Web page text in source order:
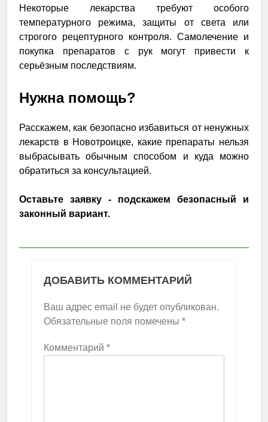
Некоторые лекарства требуют особого
температурного режима, защиты от света или
строгого рецептурного контроля. Самолечение и
покупка препаратов с рук могут привести к
серьёзным последствиям.
Нужна помощь?
Расскажем, как безопасно избавиться от ненужных
лекарств в Новотроицке, какие препараты нельзя
выбрасывать обычным способом и куда можно
обратиться за консультацией.
Оставьте заявку - подскажем безопасный и
законный вариант.
ДОБАВИТЬ КОММЕНТАРИЙ
Ваш адрес email не будет опубликован.
Обязательные поля помечены *
Комментарий *